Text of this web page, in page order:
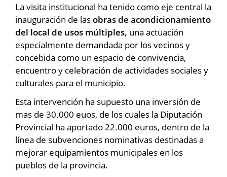
La visita institucional ha tenido como eje central la
inauguración de lasobras de acondicionamiento
del local de usos múltiples, una actuación
especialmente demandada por los vecinos y
concebida como un espacio de convivencia,
encuentro y celebración de actividades sociales y
culturales para el municipio.
Esta intervención ha supuesto una inversión de
mas de 30.000 euos, de los cuales la Diputación
Provincial ha aportado 22.000 euros, dentro de la
línea de subvenciones nominativas destinadas a
mejorar equipamientos municipales en los
pueblos de la provincia.